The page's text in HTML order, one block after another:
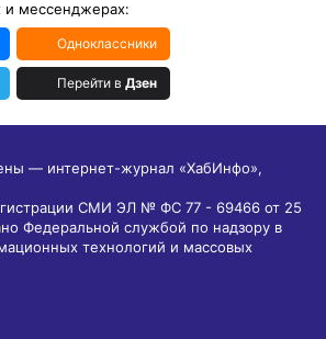
и мессенджерах:
Одноклассники
Перейти в Дзен
— интернет-журнал «ХабИнфо»,
СМИ ЭЛ № ФС 77 - 69466 от 25
Федеральной службой по надзору в
технологий и массовых